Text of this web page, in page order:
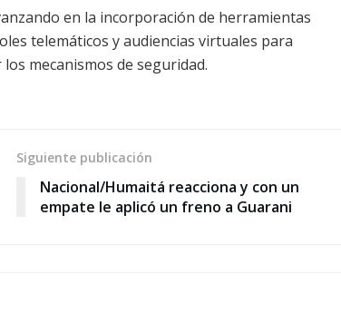
en la incorporación de herramientas
telemáticos y audiencias virtuales para
mecanismos de seguridad.
Siguiente publicación
Nacional/Humaitá reacciona y con un
empate le aplicó un freno a Guarani